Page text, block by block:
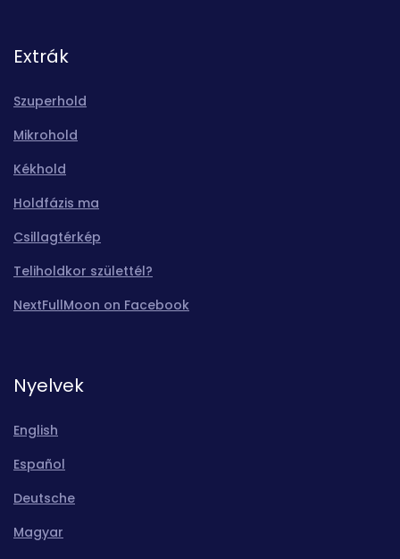
Extrák
Szuperhold
Mikrohold
Kékhold
Holdfázis ma
Csillagtérkép
Teliholdkor születtél?
NextFullMoon on Facebook
Nyelvek
English
Español
Deutsche
Magyar